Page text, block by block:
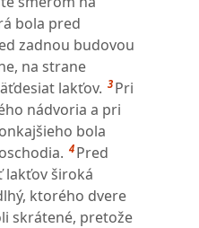
bola pred
zadnou budovou
na strane
lakťov. 3 Pri
nádvoria a pri
bola
4 Pred
lakťov široká
ktorého dvere
skrátené, pretože